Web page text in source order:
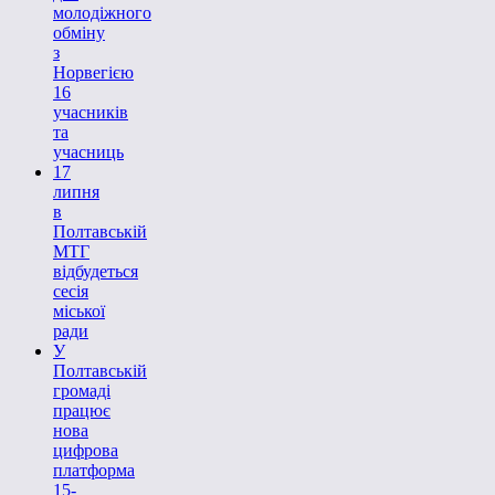
молодіжного
обміну
з
Норвегією
16
учасників
та
учасниць
17
липня
в
Полтавській
МТГ
відбудеться
сесія
міської
ради
У
Полтавській
громаді
працює
нова
цифрова
платформа
15-